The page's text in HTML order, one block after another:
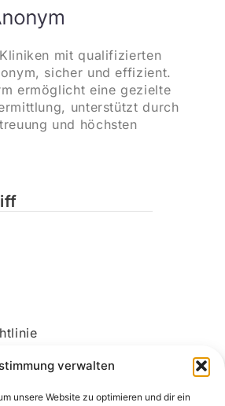
verwalten
unsere Website zu optimieren und dir ein
mit qualifizierten
sicher und effizient.
ermöglicht eine gezielte
unterstützt durch
und höchsten